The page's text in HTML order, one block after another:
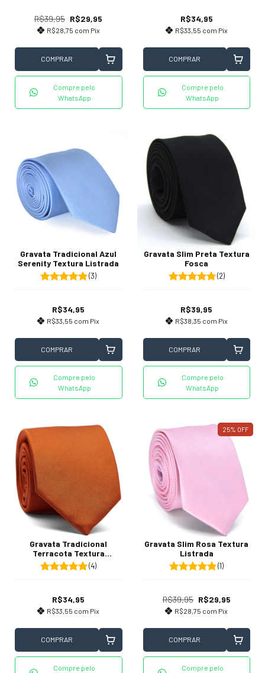
R$39,95 R$29,95
R$28,75 com Pix
COMPRAR
Compre pelo
WhatsApp
R$34,95
R$33,55 com Pix
COMPRAR
Compre pelo
WhatsApp
Gravata Tradicional Azul
Serenity Textura Listrada
(3)
R$34,95
R$33,55 com Pix
COMPRAR
Compre pelo
WhatsApp
Gravata Slim Preta Textura
Fosca
(2)
R$39,95
R$38,35 com Pix
COMPRAR
Compre pelo
WhatsApp
Gravata Tradicional
Terracota Textura
Listrada (4)
R$34,95
R$33,55 com Pix
COMPRAR
Compre pelo
25% OFF
Gravata Slim Rosa Textura
Listrada
(1)
R$39,95 R$29,95
R$28,75 com Pix
COMPRAR
Compre pelo